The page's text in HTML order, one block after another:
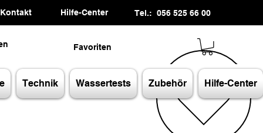
Kontakt Hilfe-Center Tel.: 056 525 66 00
Favoriten
Technik Wassertests Zubehör Hilfe-Center